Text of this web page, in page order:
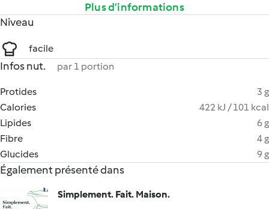
Plus d’informations
Niveau
facile
Infos nut. par 1 portion
Protides
3 g
Calories
422 kJ / 101 kcal
Lipides
6 g
Fibre
4 g
Glucides
9 g
Également présenté dans
Simplement. Fait. Maison.